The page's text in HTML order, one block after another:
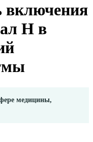
включения
Н в
медицины,